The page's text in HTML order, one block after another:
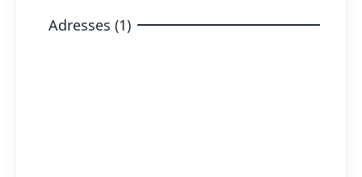
Adresses (1)